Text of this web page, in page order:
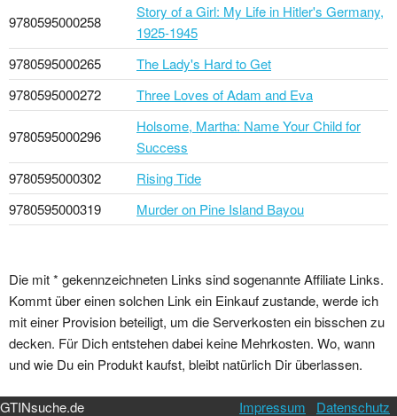
9780595000258
Story of a Girl: My Life in Hitler's Germany,
1925-1945
9780595000265
The Lady's Hard to Get
9780595000272
Three Loves of Adam and Eva
9780595000296
Holsome, Martha: Name Your Child for
Success
9780595000302
Rising Tide
9780595000319
Murder on Pine Island Bayou
Die mit * gekennzeichneten Links sind sogenannte Affiliate Links.
Kommt über einen solchen Link ein Einkauf zustande, werde ich
mit einer Provision beteiligt, um die Serverkosten ein bisschen zu
decken. Für Dich entstehen dabei keine Mehrkosten. Wo, wann
und wie Du ein Produkt kaufst, bleibt natürlich Dir überlassen.
GTINsuche.de Impressum Datenschutz